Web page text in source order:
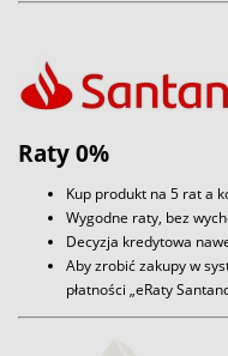
Raty 0%
Kup produkt na 5 rat a
Wygodne raty, bez
Decyzja kredytowa
Aby zrobić zakupy w
płatności „eRaty